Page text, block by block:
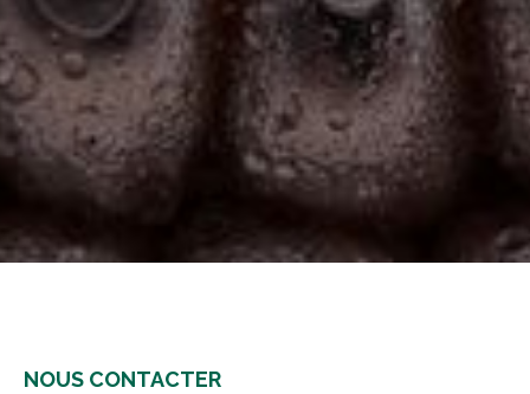
NOUS CONTACTER